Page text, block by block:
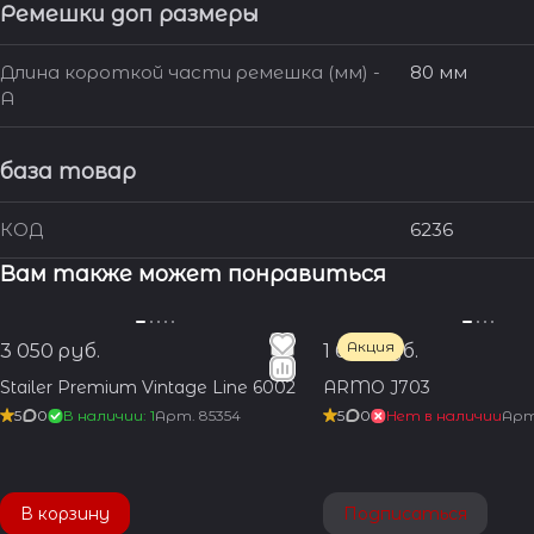
Ремешки доп размеры
Длина короткой части ремешка (мм) -
A
80 мм
база товар
КОД 6236
Вам также может понравиться
3 050 руб.
Stailer Premium Vintage Line 6002
5 0 В наличии: 1Арт. 85354
В корзину
Акция
1 600 руб.
ARMO J703
5 0 Нет в наличии
Подписаться